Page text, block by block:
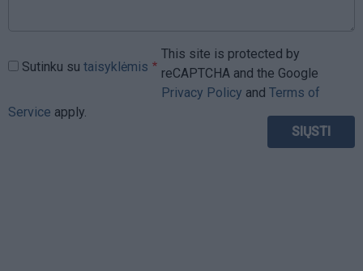
Sutinku su taisyklėmis
This site is protected by
reCAPTCHA and the Google
Privacy Policy and Terms of
Service apply.